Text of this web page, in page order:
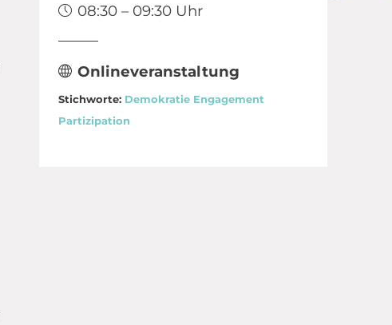
08:30 – 09:30 Uhr
Onlineveranstaltung
Stichworte: Demokratie Engagement
Partizipation